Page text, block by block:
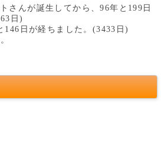
さんが誕生してから、96年と199日
日)
146日が経ちました。(3433日)